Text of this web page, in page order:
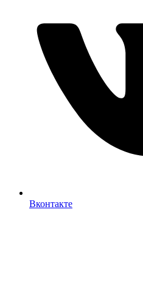
Вконтакте